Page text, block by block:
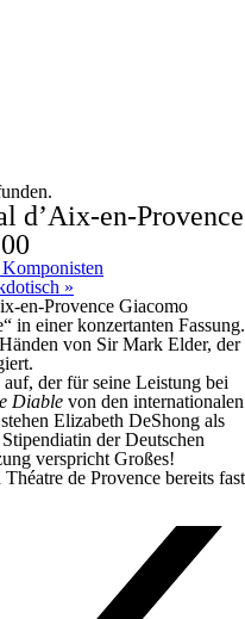
d’Aix-en-Provence
»
en-Provence Giacomo
in einer konzertanten Fassung.
von Sir Mark Elder, der
der für seine Leistung bei
Diable von den internationalen
Elizabeth DeShong als
der Deutschen
verspricht Großes!
de Provence bereits fast